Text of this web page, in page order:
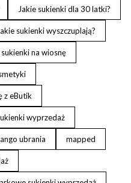
Jakie sukienki dla 30 latki?
sukienki wyszczuplają?
na wiosnę
z eButik
wyprzedaż
ubrania mapped